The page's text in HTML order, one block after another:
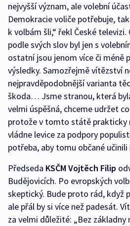
nejvyšší význam, ale volební
Demokracie voliče potřebuje,
k volbám šli,“ řekl České
podle svých slov byl jen s
ostatní jsou jenom více či méně
výsledky. Samozřejmě vítězství
nejpravděpodobnější varianta
škoda… Jsme stranou, která
velmi úspěšná, chceme udržet
protože v tomto státě prakticky
vládne levice za podpory
potřeba, aby tomu občané učinili
Předseda KSČM Vojtěch Filip
Budějovicích. Po evropských
skeptický. Bude proto rád, když
ale přál by si více než padesát.
za velmi důležité: „Bez základny